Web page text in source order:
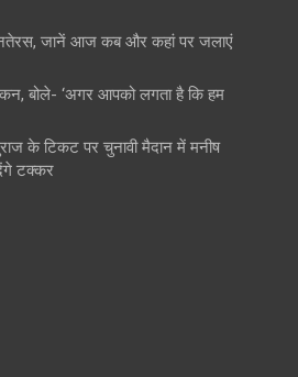
जानें आज कब और कहां पर जलाएं
बोले- ‘अगर आपको लगता है कि हम
के टिकट पर चुनावी मैदान में मनीष
टक्कर